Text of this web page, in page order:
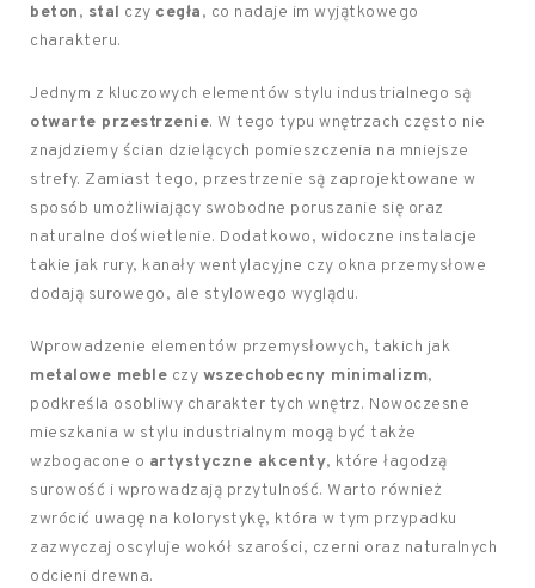
beton, stal czy cegła, co nadaje im wyjątkowego
charakteru.
Jednym z kluczowych elementów stylu industrialnego są
otwarte przestrzenie. W tego typu wnętrzach często nie
znajdziemy ścian dzielących pomieszczenia na mniejsze
strefy. Zamiast tego, przestrzenie są zaprojektowane w
sposób umożliwiający swobodne poruszanie się oraz
naturalne doświetlenie. Dodatkowo, widoczne instalacje
takie jak rury, kanały wentylacyjne czy okna przemysłowe
dodają surowego, ale stylowego wyglądu.
Wprowadzenie elementów przemysłowych, takich jak
metalowe meble czy wszechobecny minimalizm,
podkreśla osobliwy charakter tych wnętrz. Nowoczesne
mieszkania w stylu industrialnym mogą być także
wzbogacone o artystyczne akcenty, które łagodzą
surowość i wprowadzają przytulność. Warto również
zwrócić uwagę na kolorystykę, która w tym przypadku
zazwyczaj oscyluje wokół szarości, czerni oraz naturalnych
odcieni drewna.